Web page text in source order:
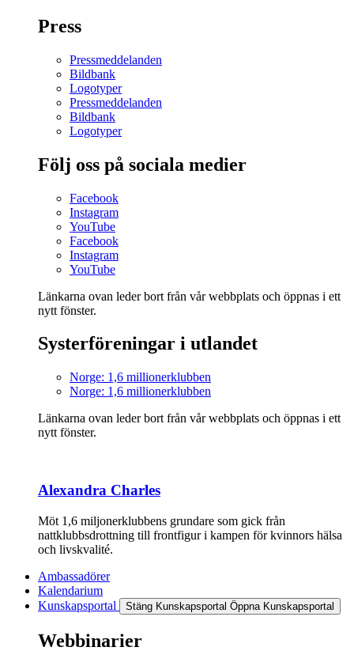
Press
Pressmeddelanden
Bildbank
Logotyper
Pressmeddelanden
Bildbank
Logotyper
Följ oss på sociala medier
Facebook
Instagram
YouTube
Facebook
Instagram
YouTube
Länkarna ovan leder bort från vår webbplats och öppnas i ett
nytt fönster.
Systerföreningar i utlandet
Norge: 1,6 millionerklubben
Norge: 1,6 millionerklubben
Länkarna ovan leder bort från vår webbplats och öppnas i ett
nytt fönster.
Alexandra Charles
Möt 1,6 miljonerklubbens grundare som gick från
nattklubbsdrottning till frontfigur i kampen för kvinnors hälsa
och livskvalité.
Ambassadörer
Kalendarium
Kunskapsportal
Stäng Kunskapsportal Öppna Kunskapsportal
Webbinarier